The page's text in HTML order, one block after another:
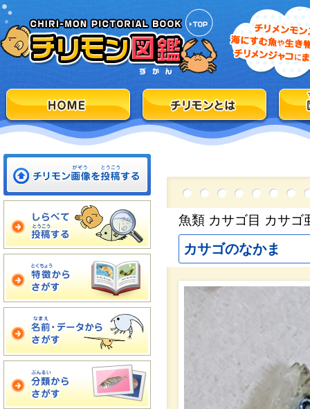
魚類 カサゴ目 カサゴ
カサゴのなかま